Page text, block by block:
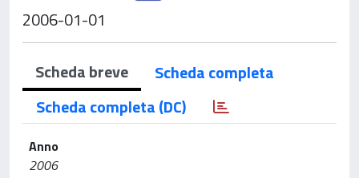
2006-01-01
Scheda breve
Scheda completa
Scheda completa (DC)
Anno
2006